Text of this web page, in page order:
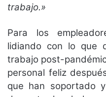
trabajo.»
Para los
lidiando con lo que
trabajo post-
personal feliz
que han soportado